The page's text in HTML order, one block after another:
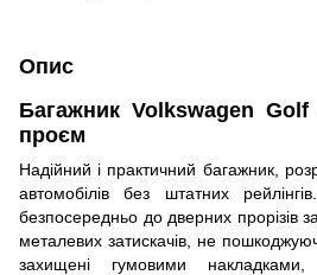
Опис
Багажник Volkswagen
проєм
Надійний і практичний багажник,
автомобілів без штатних
безпосередньо до дверних прорізів
металевих затискачів, не
захищені гумовими